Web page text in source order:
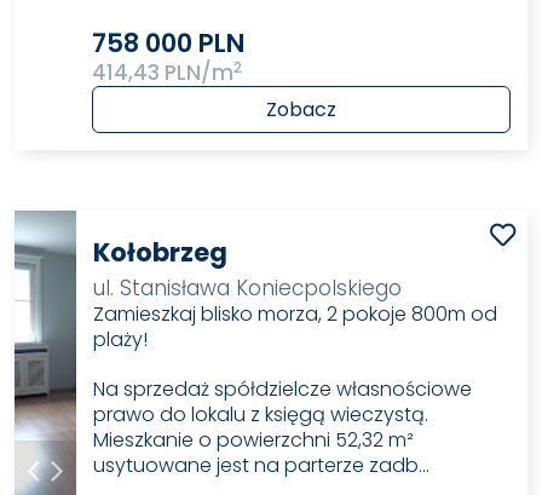
758 000 PLN
414,43 PLN/m2
Zobacz
Kołobrzeg
ul. Stanisława Koniecpolskiego
Zamieszkaj blisko morza, 2 pokoje 800m od
plaży!
Na sprzedaż spółdzielcze własnościowe
prawo do lokalu z księgą wieczystą.
Mieszkanie o powierzchni 52,32 m²
usytuowane jest na parterze zadb…